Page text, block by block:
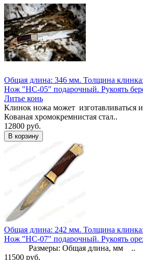
Общая длина: 346 мм. Толщина
Нож "НС-05" подарочный. Рукоять
Литье конь
Клинок ножа может изготавливаться
Кованая хромокремнистая стал..
12800 руб.
Общая длина: 242 мм. Толщина
Нож "НС-07" подарочный. Рукоять
Размеры: Общая длина, мм ..
11500 руб.